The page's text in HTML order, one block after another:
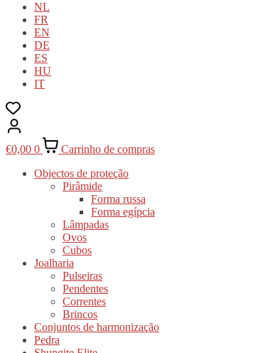
NL
FR
EN
DE
ES
HU
IT
€0,00 0
Carrinho de compras
Objectos de proteção
Pirâmide
Forma russa
Forma egípcia
Lâmpadas
Ovos
Cubos
Joalharia
Pulseiras
Pendentes
Correntes
Brincos
Conjuntos de harmonização
Pedra